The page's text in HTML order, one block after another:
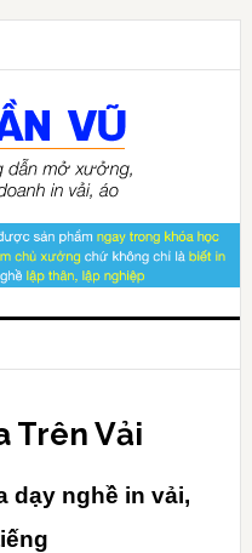
Trên Vải
dạy nghề in vải,